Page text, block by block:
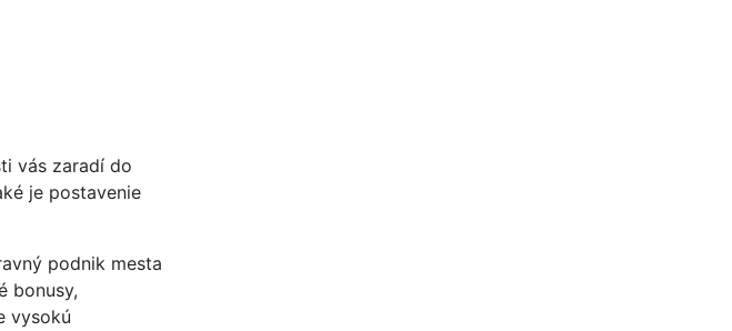
vás zaradí do
je postavenie
podnik mesta
bonusy,
vysokú